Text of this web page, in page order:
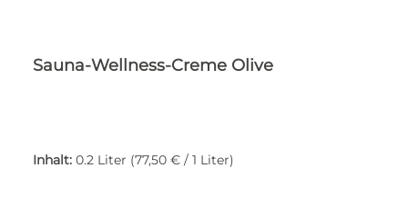
Sauna-Wellness-Creme Olive
Inhalt: 0.2 Liter (77,50 € / 1 Liter)